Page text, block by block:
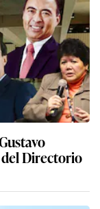
del Directorio